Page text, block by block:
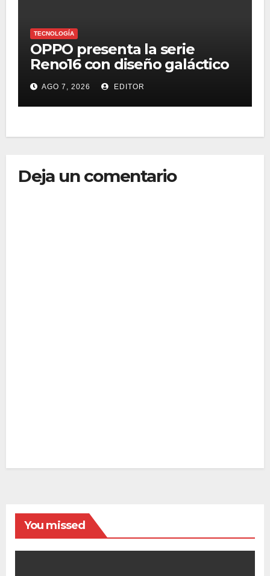
TECNOLOGÍA
OPPO presenta la serie
Reno16 con diseño galáctico
3D, zoom retrato pro 3.5x y
selfie ultra gran angular 50
MP
AGO 7, 2026 EDITOR
Deja un comentario
You missed